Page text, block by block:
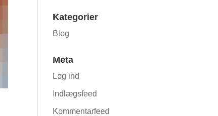
Kategorier
Blog
Meta
Log ind
Indlægsfeed
Kommentarfeed